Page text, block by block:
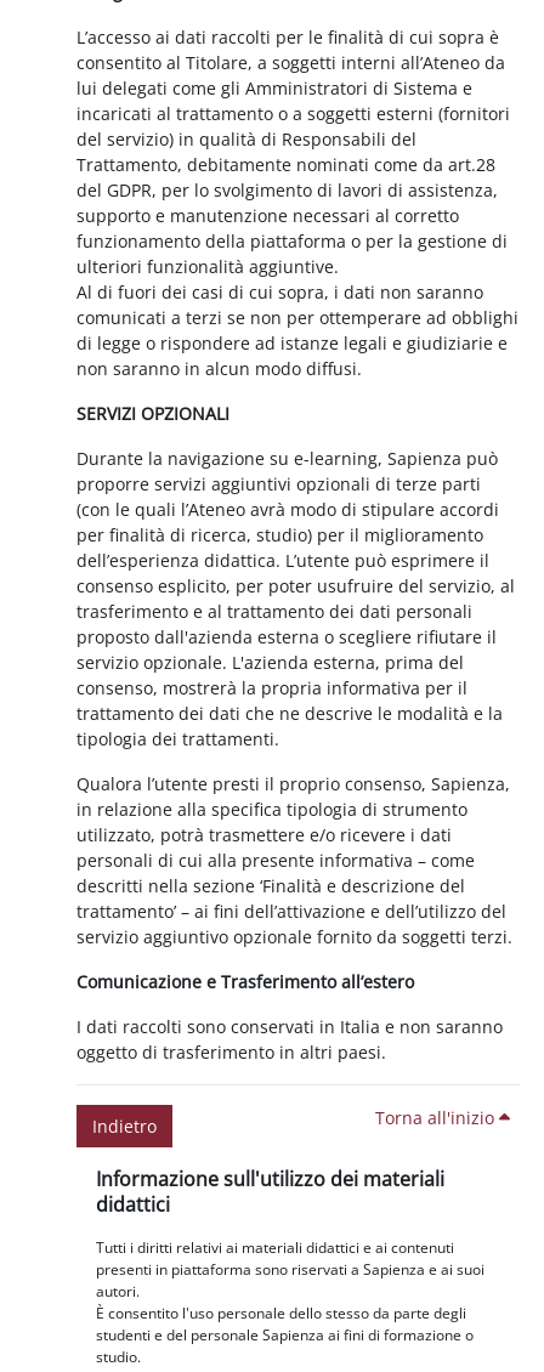
L’accesso ai dati raccolti per le finalità di cui sopra è
consentito al Titolare, a soggetti interni all’Ateneo da
lui delegati come gli Amministratori di Sistema e
incaricati al trattamento o a soggetti esterni (fornitori
del servizio) in qualità di Responsabili del
Trattamento, debitamente nominati come da art.28
del GDPR, per lo svolgimento di lavori di assistenza,
supporto e manutenzione necessari al corretto
funzionamento della piattaforma o per la gestione di
ulteriori funzionalità aggiuntive.
Al di fuori dei casi di cui sopra, i dati non saranno
comunicati a terzi se non per ottemperare ad obblighi
di legge o rispondere ad istanze legali e giudiziarie e
non saranno in alcun modo diffusi.
SERVIZI OPZIONALI
Durante la navigazione su e-learning, Sapienza può
proporre servizi aggiuntivi opzionali di terze parti
(con le quali l’Ateneo avrà modo di stipulare accordi
per finalità di ricerca, studio) per il miglioramento
dell’esperienza didattica. L’utente può esprimere il
consenso esplicito, per poter usufruire del servizio, al
trasferimento e al trattamento dei dati personali
proposto dall'azienda esterna o scegliere rifiutare il
servizio opzionale. L'azienda esterna, prima del
consenso, mostrerà la propria informativa per il
trattamento dei dati che ne descrive le modalità e la
tipologia dei trattamenti.
Qualora l’utente presti il proprio consenso, Sapienza,
in relazione alla specifica tipologia di strumento
utilizzato, potrà trasmettere e/o ricevere i dati
personali di cui alla presente informativa – come
descritti nella sezione ‘Finalità e descrizione del
trattamento’ – ai fini dell’attivazione e dell’utilizzo del
servizio aggiuntivo opzionale fornito da soggetti terzi.
Comunicazione e Trasferimento all’estero
I dati raccolti sono conservati in Italia e non saranno
oggetto di trasferimento in altri paesi.
Indietro Torna all'inizio
Blocchi
Informazione sull'utilizzo dei materiali
didattici
Tutti i diritti relativi ai materiali didattici e ai contenuti
presenti in piattaforma sono riservati a Sapienza e ai suoi
autori.
È consentito l'uso personale dello stesso da parte degli
studenti e del personale Sapienza ai fini di formazione o
studio.